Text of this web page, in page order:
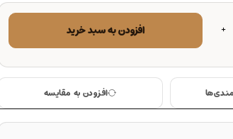
افزودن به سبد خرید
افزودن به مقایسه